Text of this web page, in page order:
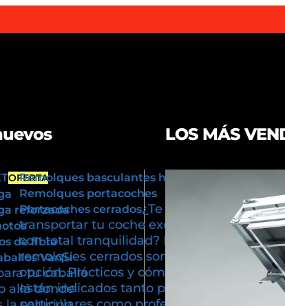
OFERTA
reforzada
de fibra
VanSi
tu caballo
allá donde
Remolques basculantes hidráulicos
Remolques portacoches
Portacoches cerrados¿Te gustaría
transportar tu coche exclusivo
con total tranquilidad? Los
remolques cerrados son tu mejor
opción. Prácticos y cómodos,
están indicados tanto para usos
LOS MÁS